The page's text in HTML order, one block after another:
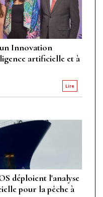
Innovation
artificielle et à
Lire
déploient l'analyse
pour la pêche à